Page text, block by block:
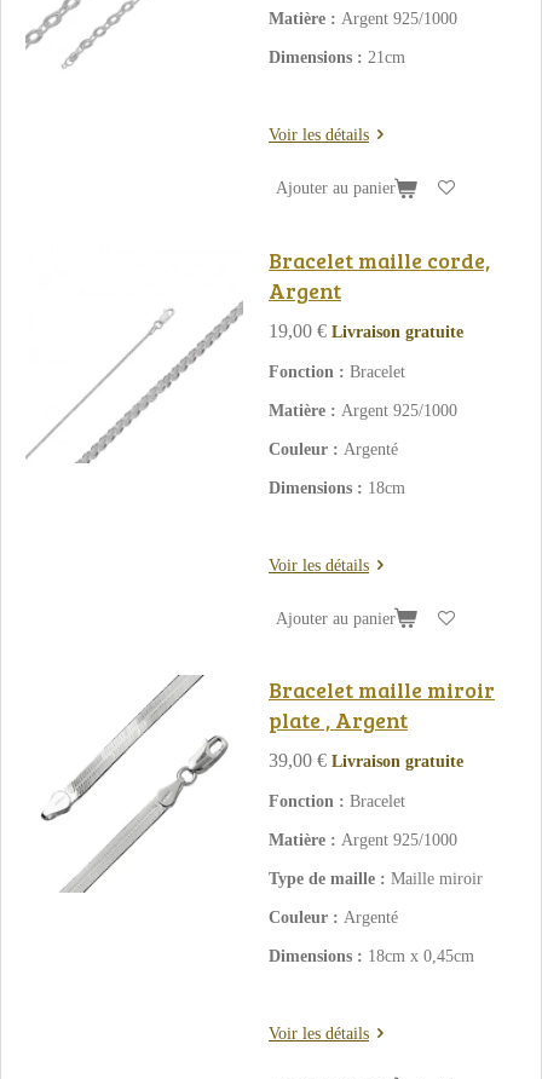
Matière : Argent 925/1000
Dimensions : 21cm
Voir les détails
Ajouter au panier
Bracelet maille corde,
Argent
19,00 € Livraison gratuite
Fonction : Bracelet
Matière : Argent 925/1000
Couleur : Argenté
Dimensions : 18cm
Voir les détails
Ajouter au panier
Bracelet maille miroir
plate , Argent
39,00 € Livraison gratuite
Fonction : Bracelet
Matière : Argent 925/1000
Type de maille : Maille miroir
Couleur : Argenté
Dimensions : 18cm x 0,45cm
Voir les détails